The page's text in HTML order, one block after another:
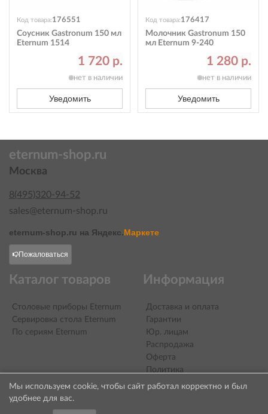
Мы используем cookie, чтобы сайт работал корректно и был
удобнее для вас.
Код товара:176551
Соусник Gastronum 150 мл
Eternum 1514
1 720 р.
нет в наличии
Уведомить
Код товара:176417
Молочник Gastronum 150
мл Eternum 9-240
1 280 р.
нет в наличии
Уведомить
eternum-shop.ru
Москва
8(495)320-94-52
sales@eternum-shop.ru
eternum-shop.ru на Яндекс.Маркете
Пожаловаться
Каталог товаров
Столовые приборы Eternum
Сервировка стола Eternum
По сериям Eternum
Информация
Доставка и оплата
Гарантии
Юр. лицам
Распродажа
Оферта
Политика
конфиденциальности